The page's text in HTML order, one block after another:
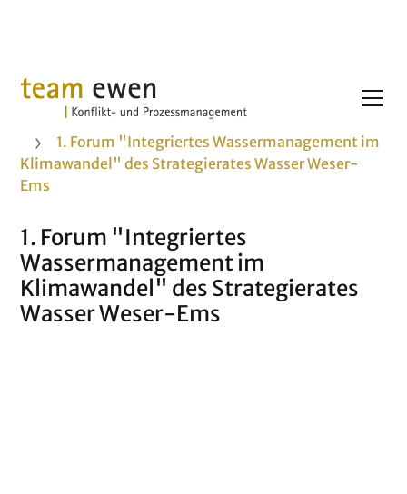
Projekte
1. Forum "Integriertes Wassermanagement im
Klimawandel" des Strategierates Wasser Weser-
Ems
1. Forum "Integriertes
Wassermanagement im
Klimawandel" des Strategierates
Wasser Weser-Ems